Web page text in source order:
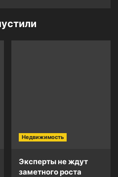
Недвижимость
Эксперты не ждут
заметного роста